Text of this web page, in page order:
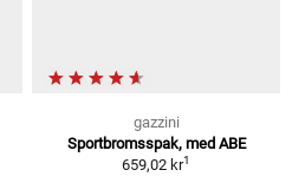
gazzini
Sportbromsspak, med ABE
659,02 kr1